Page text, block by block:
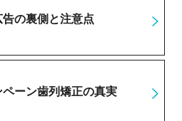
の裏側と注意点
ーン歯列矯正の真実